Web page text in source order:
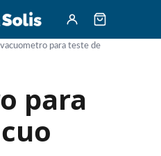
para teste de
para